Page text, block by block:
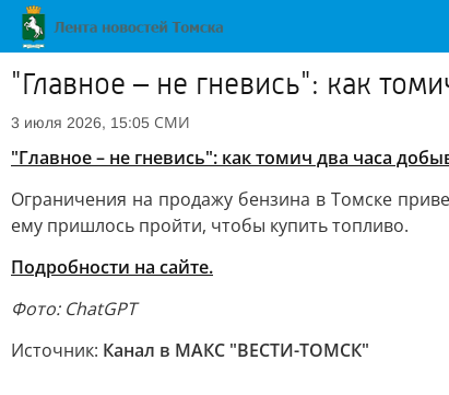
"Главное – не гневись": как
3 июля 2026, 15:05 СМИ
"Главное – не гневись": как томич два часа
Ограничения на продажу бензина в Томске
ему пришлось пройти, чтобы купить топливо.
Подробности на сайте.
Фото: ChatGPT
Источник: Канал в МАКС "ВЕСТИ-ТОМСК"